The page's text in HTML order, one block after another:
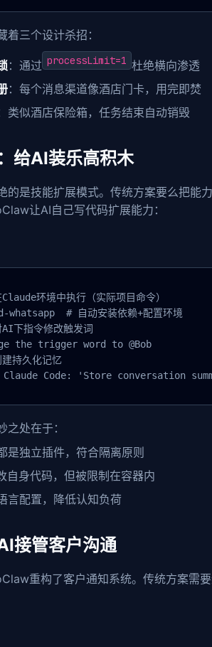
着三个设计杀招：
：通过 processLimit=1 杜绝横向渗透
：每个消息渠道像酒店门卡，用完即焚
类似酒店保险箱，任务结束自动销毁
给AI装乐高积木
的是技能扩展模式。传统方案要么把能
让AI自己写代码扩展能力：
环境中执行（实际项目命令）
whatsapp  # 自动安装依赖+配置环境
下指令修改触发词
the trigger word to @Bob
持久化记忆
Code: 'Store conversation
之处在于：
是独立插件，符合隔离原则
自身代码，但被限制在容器内
言配置，降低认知负荷
接管客户沟通
重构了客户通知系统。传统方案需